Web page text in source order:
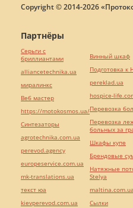
Copyright © 2014-2026
Партнёры
Серьги с
бриллиантами
alliancetechnika.ua
миралинкс
Веб мастер
https://motokosmos.ua/
Синтезаторы
agrotechnika.com.ua
perevod.agency
europeservice.com.ua
mk-translations.ua
текст юа
kievperevod.com.ua
Винный шкаф
Подготовка
pereklad.ua
hospice-
Перевозка
Перевозка
больных за
Шкафы купе
Брендовые
Натяжные
Stelya
maltina.com.ua
Cылки